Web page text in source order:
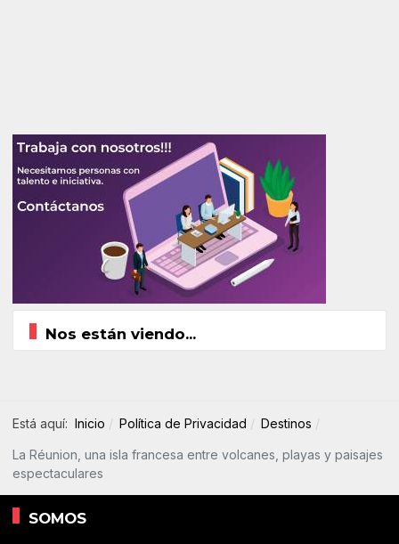
Nos están viendo...
Está aquí: Inicio Política de Privacidad Destinos
La Réunion, una isla francesa entre volcanes, playas y paisajes
espectaculares
SOMOS